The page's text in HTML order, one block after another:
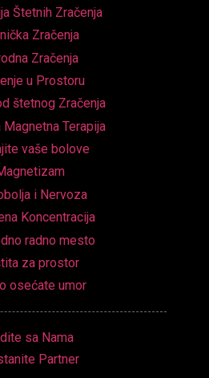
Štetnih Zračenja
Zračenja
Zračenja
u Prostoru
štetnog Zračenja
Magnetna Terapija
vaše bolove
i Nervoza
Koncentracija
radno mesto
za prostor
osećate umor
sa Nama
Partner